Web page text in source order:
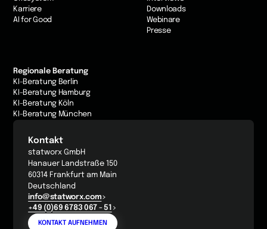
Karriere
AI for Good
Downloads
Webinare
Presse
Regionale Beratung
KI-Beratung Berlin
KI-Beratung Hamburg
KI-Beratung Köln
KI-Beratung München
Kontakt
statworx GmbH
Hanauer Landstraße 150
60314 Frankfurt am Main
Deutschland
info@statworx.com
+49 (0)69 6783 067 - 51
KONTAKT AUFNEHMEN